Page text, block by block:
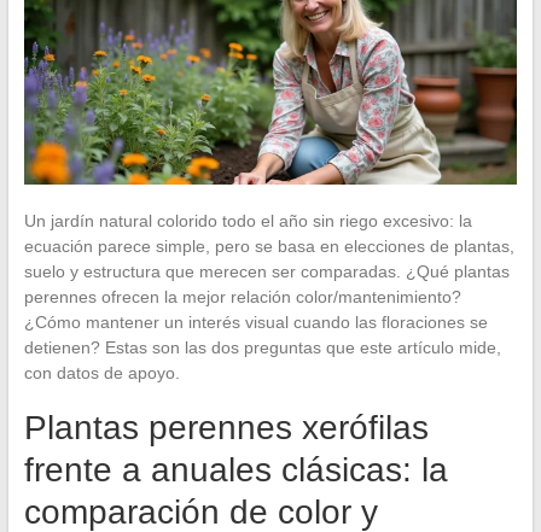
Un jardín natural colorido todo el año sin riego excesivo: la
ecuación parece simple, pero se basa en elecciones de plantas,
suelo y estructura que merecen ser comparadas. ¿Qué plantas
perennes ofrecen la mejor relación color/mantenimiento?
¿Cómo mantener un interés visual cuando las floraciones se
detienen? Estas son las dos preguntas que este artículo mide,
con datos de apoyo.
Plantas perennes xerófilas
frente a anuales clásicas: la
comparación de color y